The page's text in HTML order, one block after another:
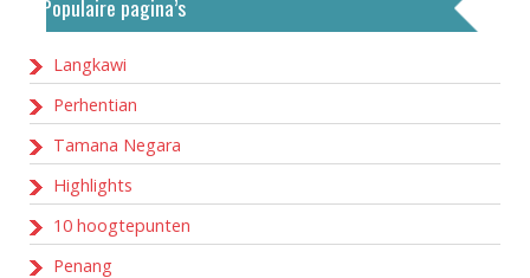
Populaire pagina’s
Langkawi
Perhentian
Tamana Negara
Highlights
10 hoogtepunten
Penang